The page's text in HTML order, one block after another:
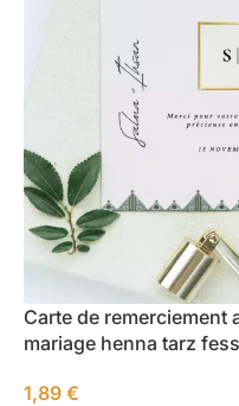
Carte de
mariage henna tarz
1,89 €